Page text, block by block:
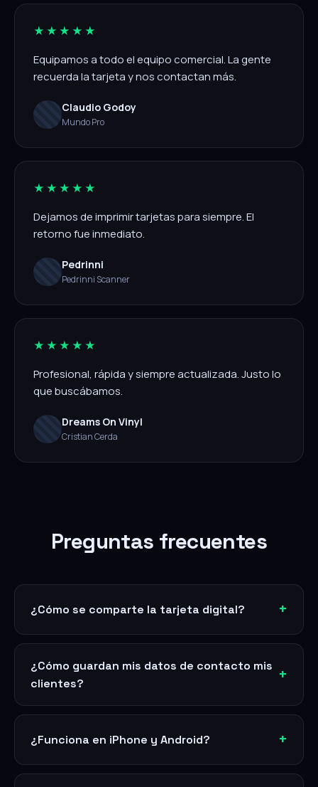
★★★★★
Equipamos a todo el equipo comercial. La gente
recuerda la tarjeta y nos contactan más.
Claudio Godoy
Mundo Pro
★★★★★
Dejamos de imprimir tarjetas para siempre. El
retorno fue inmediato.
Pedrinni
Pedrinni Scanner
★★★★★
Profesional, rápida y siempre actualizada. Justo lo
que buscábamos.
Dreams On Vinyl
Cristian Cerda
Preguntas frecuentes
¿Cómo se comparte la tarjeta digital?
¿Cómo guardan mis datos de contacto mis
clientes?
¿Funciona en iPhone y Android?